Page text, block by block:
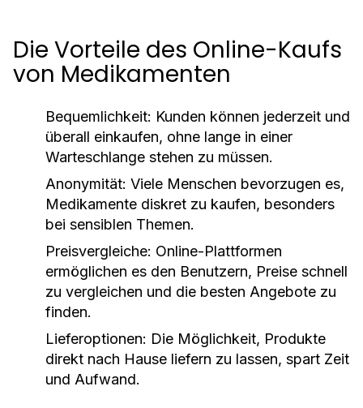
Die Vorteile des Online-Kaufs
von Medikamenten
Bequemlichkeit: Kunden können jederzeit und
überall einkaufen, ohne lange in einer
Warteschlange stehen zu müssen.
Anonymität: Viele Menschen bevorzugen es,
Medikamente diskret zu kaufen, besonders
bei sensiblen Themen.
Preisvergleiche: Online-Plattformen
ermöglichen es den Benutzern, Preise schnell
zu vergleichen und die besten Angebote zu
finden.
Lieferoptionen: Die Möglichkeit, Produkte
direkt nach Hause liefern zu lassen, spart Zeit
und Aufwand.